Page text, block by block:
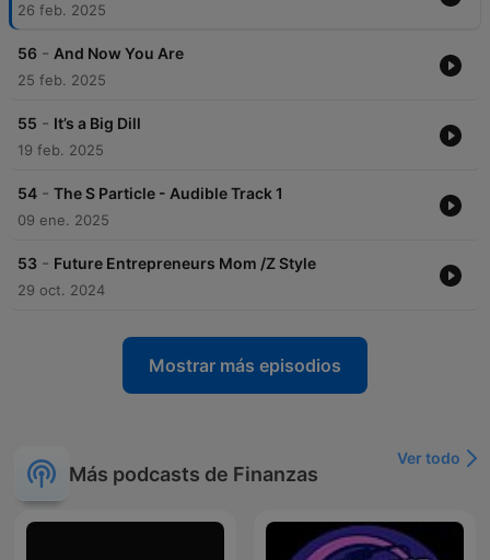
26 feb. 2025
56 - And Now You Are
25 feb. 2025
55 - It’s a Big Dill
19 feb. 2025
54 - The S Particle - Audible Track 1
09 ene. 2025
53 - Future Entrepreneurs Mom /Z Style
29 oct. 2024
Mostrar más episodios
Más podcasts de Finanzas
Ver todo